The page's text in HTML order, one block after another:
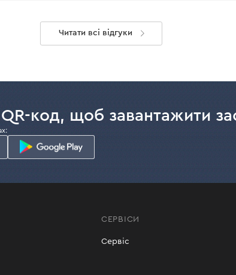
Читати всі відгуки
код, щоб завантажити
СЕРВІСИ
Сервіс